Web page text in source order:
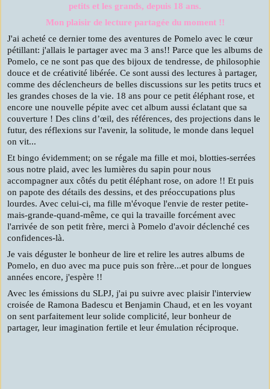
petits et les grands, depuis 18 ans.
Mon plaisir de lecture partagée du moment !!
J'ai acheté ce dernier tome des aventures de Pomelo avec le cœur
pétillant: j'allais le partager avec ma 3 ans!! Parce que les albums de
Pomelo, ce ne sont pas que des bijoux de tendresse, de philosophie
douce et de créativité libérée. Ce sont aussi des lectures à partager,
comme des déclencheurs de belles discussions sur les petits trucs et
les grandes choses de la vie. 18 ans pour ce petit éléphant rose, et
encore une nouvelle pépite avec cet album aussi éclatant que sa
couverture ! Des clins d’œil, des références, des projections dans le
futur, des réflexions sur l'avenir, la solitude, le monde dans lequel
on vit...
Et bingo évidemment; on se régale ma fille et moi, blotties-serrées
sous notre plaid, avec les lumières du sapin pour nous
accompagner aux côtés du petit éléphant rose, on adore !! Et puis
on papote des détails des dessins, et des préoccupations plus
lourdes. Avec celui-ci, ma fille m'évoque l'envie de rester petite-
mais-grande-quand-même, ce qui la travaille forcément avec
l'arrivée de son petit frère, merci à Pomelo d'avoir déclenché ces
confidences-là.
Je vais déguster le bonheur de lire et relire les autres albums de
Pomelo, en duo avec ma puce puis son frère...et pour de longues
années encore, j'espère !!
Avec les émissions du SLPJ, j'ai pu suivre avec plaisir l'interview
croisée de Ramona Badescu et Benjamin Chaud, et en les voyant
on sent parfaitement leur solide complicité, leur bonheur de
partager, leur imagination fertile et leur émulation réciproque.